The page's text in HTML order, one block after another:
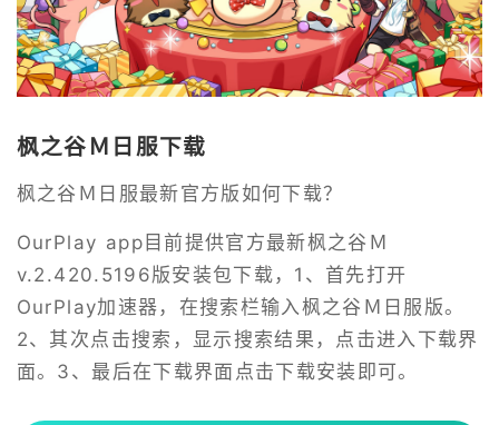
枫之谷Ｍ日服下载
枫之谷Ｍ日服最新官方版如何下载？
OurPlay app目前提供官方最新枫之谷Ｍ
v.2.420.5196版安装包下载，1、首先打开
OurPlay加速器，在搜索栏输入枫之谷Ｍ日服版。
2、其次点击搜索，显示搜索结果，点击进入下载界
面。3、最后在下载界面点击下载安装即可。